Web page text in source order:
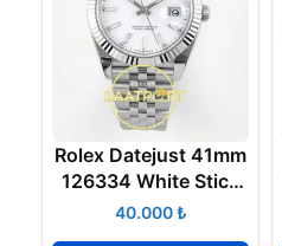
Rolex Datejust 41mm
126334 White Stick
Dial Jubilee VSF V3
₺